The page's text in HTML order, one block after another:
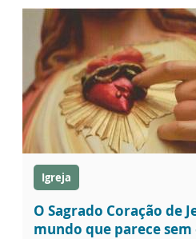
Igreja
O Sagrado Coração de
mundo que parece sem